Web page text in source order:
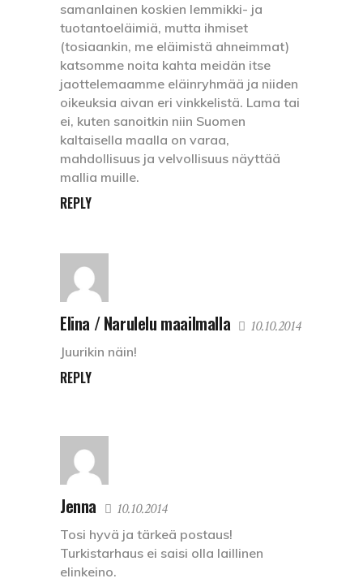
samanlainen koskien lemmikki- ja
tuotantoeläimiä, mutta ihmiset
(tosiaankin, me eläimistä ahneimmat)
katsomme noita kahta meidän itse
jaottelemaamme eläinryhmää ja niiden
oikeuksia aivan eri vinkkelistä. Lama tai
ei, kuten sanoitkin niin Suomen
kaltaisella maalla on varaa,
mahdollisuus ja velvollisuus näyttää
mallia muille.
REPLY
Elina / Narulelu maailmalla 10.10.2014
Juurikin näin!
REPLY
Jenna 10.10.2014
Tosi hyvä ja tärkeä postaus!
Turkistarhaus ei saisi olla laillinen
elinkeino.